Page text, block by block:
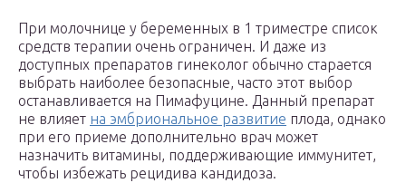
При молочнице у беременных в 1 триместре список
средств терапии очень ограничен. И даже из
доступных препаратов гинеколог обычно старается
выбрать наиболее безопасные, часто этот выбор
останавливается на Пимафуцине. Данный препарат
не влияет на эмбриональное развитие плода, однако
при его приеме дополнительно врач может
назначить витамины, поддерживающие иммунитет,
чтобы избежать рецидива кандидоза.